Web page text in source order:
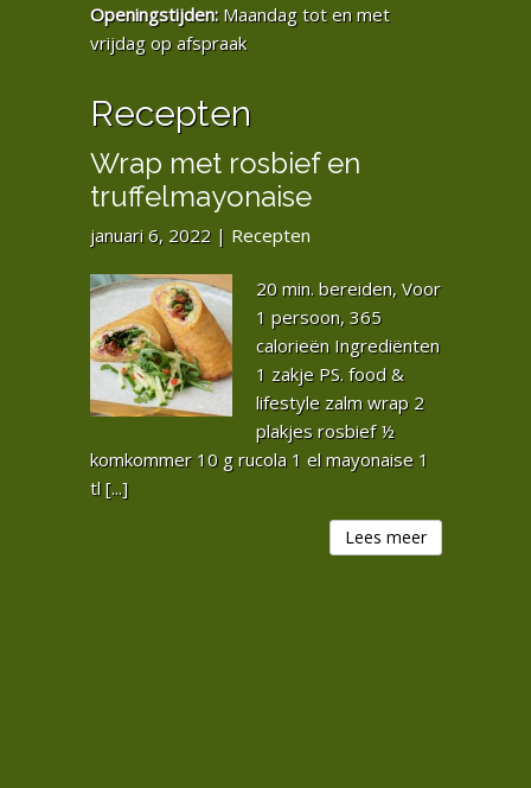
Openingstijden:Maandag tot en met
vrijdag op afspraak
Recepten
Wrap met rosbief en
truffelmayonaise
januari 6, 2022 | Recepten
20 min. bereiden, Voor
1 persoon, 365
calorieën Ingrediënten
1 zakje PS. food &
lifestyle zalm wrap 2
plakjes rosbief ½
komkommer 10 g rucola 1 el mayonaise 1
tl [...]
Lees meer